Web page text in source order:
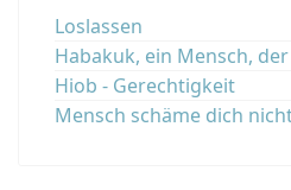
Loslassen
Habakuk, ein Mensch,
Hiob - Gerechtigkeit
Mensch schäme dich